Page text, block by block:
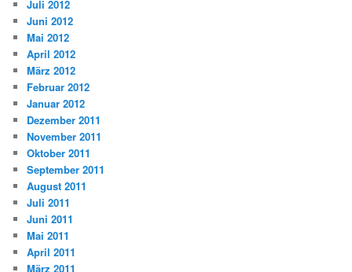
Juli 2012
Juni 2012
Mai 2012
April 2012
März 2012
Februar 2012
Januar 2012
Dezember 2011
November 2011
Oktober 2011
September 2011
August 2011
Juli 2011
Juni 2011
Mai 2011
April 2011
März 2011